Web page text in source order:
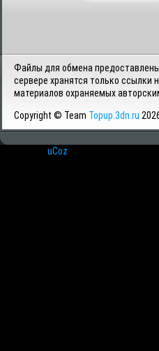
Файлы для обмена
сервере хранятся только ссылки
материалов охраняемых
Copyright © Team Topup.3dn.ru
uCoz